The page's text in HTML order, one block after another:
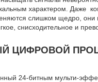
характером. Даже
слишком щедро, они
снисходительное и
ЦИФРОВОЙ
24-битным мульти-